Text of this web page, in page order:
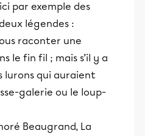
par exemple des
légendes :
raconter une
le fin fil ; mais s’il y a
lurons qui auraient
galerie ou le loup-
Beaugrand, La